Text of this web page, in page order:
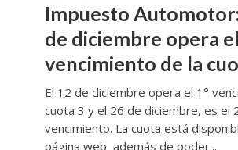
Impuesto
de diciembre opera
vencimiento de la
El 12 de diciembre opera el 1°
cuota 3 y el 26 de diciembre, es el
vencimiento. La cuota está
página web además de poder...